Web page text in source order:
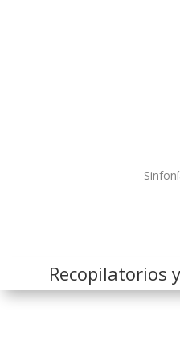
Recopilatorios